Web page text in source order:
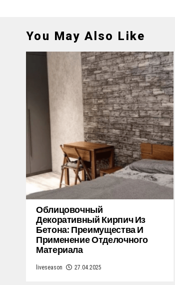
You May Also Like
Облицовочный
Декоративный Кирпич Из
Бетона: Преимущества И
Применение Отделочного
Материала
liveseason 27.04.2025